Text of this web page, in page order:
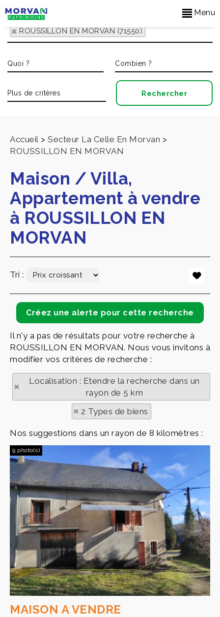
Menu
ROUSSILLON EN MORVAN (71550)
Accueil > Secteur La Celle En Morvan >
ROUSSILLON EN MORVAN
Maison / Villa,
Appartement à vendre
à ROUSSILLON EN
MORVAN
Tri :
Il n'y a pas de résultats pour votre recherche à
ROUSSILLON EN MORVAN. Nous vous invitons à
modifier vos critères de recherche :
Localisation : Etendre la recherche dans un
rayon de 5 km
2 Types de biens
Nos suggestions dans un rayon de 8 kilomètres :
9 photo(s)
MAISON A VENDRE